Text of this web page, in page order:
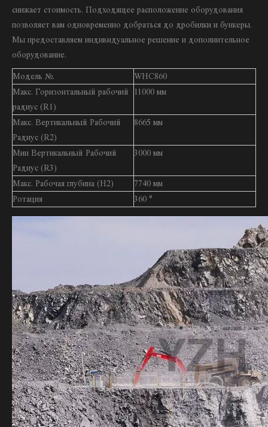
снижает стоимость. Подходящее расположение оборудования
позволяет вам одновременно добраться до дробилки и бункеры.
Мы предоставляем индивидуальное решение и дополнительное
оборудование.
Модель №.
WHC860
Макс. Горизонтальный рабочий
радиус (R1)
11000 мм
Макс. Вертикальный Рабочий
Радиус (R2)
8665 мм
Мин Вертикальный Рабочий
Радиус (R3)
3000 мм
Макс. Рабочая глубина (H2)
7740 мм
Ротация
360 °